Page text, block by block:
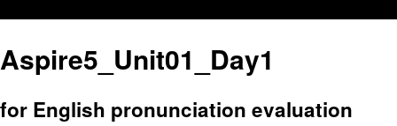
Aspire5_Unit01_Day1
for English pronunciation evaluation